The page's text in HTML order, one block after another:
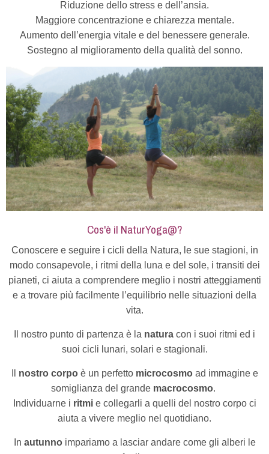
Riduzione dello stress e dell’ansia.
Maggiore concentrazione e chiarezza mentale.
Aumento dell’energia vitale e del benessere generale.
Sostegno al miglioramento della qualità del sonno.
Cos'è il NaturYoga@?
Conoscere e seguire i cicli della Natura, le sue stagioni, in
modo consapevole, i ritmi della luna e del sole, i transiti dei
pianeti, ci aiuta a comprendere meglio i nostri atteggiamenti
e a trovare più facilmente l’equilibrio nelle situazioni della
vita.
Il nostro punto di partenza è la natura con i suoi ritmi ed i
suoi cicli lunari, solari e stagionali.
nostro corpoè un perfetto microcosmoad immagine e
somiglianza del grande macrocosmo.
Individuarne i ritmie collegarli a quelli del nostro corpo ci
aiuta a vivere meglio nel quotidiano.
In autunnoimpariamo a lasciar andare come gli alberi le